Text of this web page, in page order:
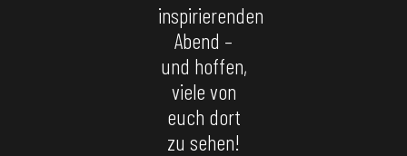
inspirierenden
Abend –
und hoffen,
viele von
euch dort
zu sehen!